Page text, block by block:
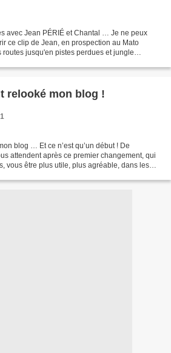
avec Jean PÉRIÉ et Chantal … Je ne peux
ce clip de Jean, en prospection au Mato
jusqu'en pistes perdues et jungle
relooké mon blog !
blog … Et ce n’est qu’un début ! De
attendent après ce premier changement, qui
vous être plus utile, plus agréable, dans les